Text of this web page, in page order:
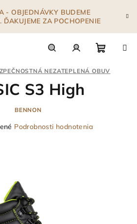
- OBJEDNÁVKY BUDEME
ZA POCHOPENIE
NEZATEPLENÁ OBUV
S3 High
BENNON
Podrobnosti hodnotenia